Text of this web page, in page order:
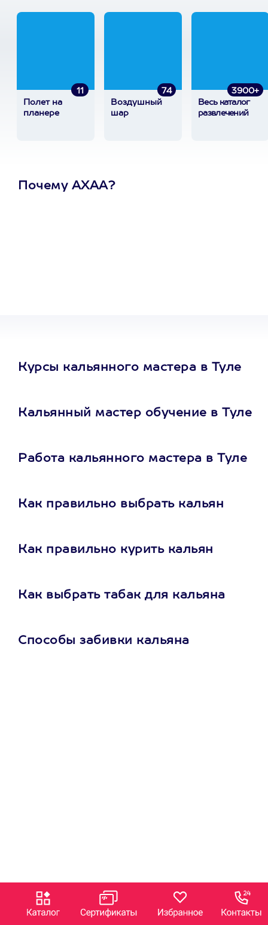
11
Полет на
планере
74
Воздушный
шар
3900+
Весь каталог
развлечений
Почему АХАА?
Курсы кальянного мастера в Туле
Кальянный мастер обучение в Туле
Работа кальянного мастера в Туле
Как правильно выбрать кальян
Как правильно курить кальян
Как выбрать табак для кальяна
Способы забивки кальяна